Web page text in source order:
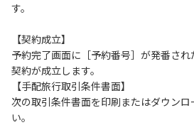
（１）川原にテントやタープを張らな
（２）雨が降ったときは川原で遊ば
（３）カムイコタン公園キャンプ場で
流で雨が降り急に増水することがある
し、濁り始めたときには直ちに川原
（４）キャンプ場の管理者や地元住民
す。
【契約成立】
予約完了画面に［予約番号］が発番さ
契約が成立します。
【手配旅行取引条件書面】
次の取引条件書面を印刷またはダウン
い。